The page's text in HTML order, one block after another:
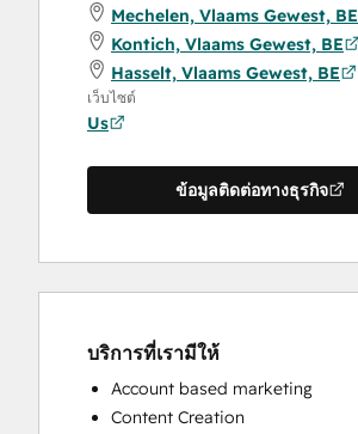
Mechelen, Vlaams Gewest, BE
Kontich, Vlaams Gewest, BE
Hasselt, Vlaams Gewest, BE
เว็บไซต์
Us
ข้อมูลติดต่อทางธุรกิจ
บริการที่เรามีให้
Account based marketing
Content Creation